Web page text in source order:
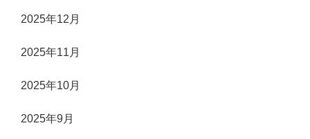
2025年12月
2025年11月
2025年10月
2025年9月